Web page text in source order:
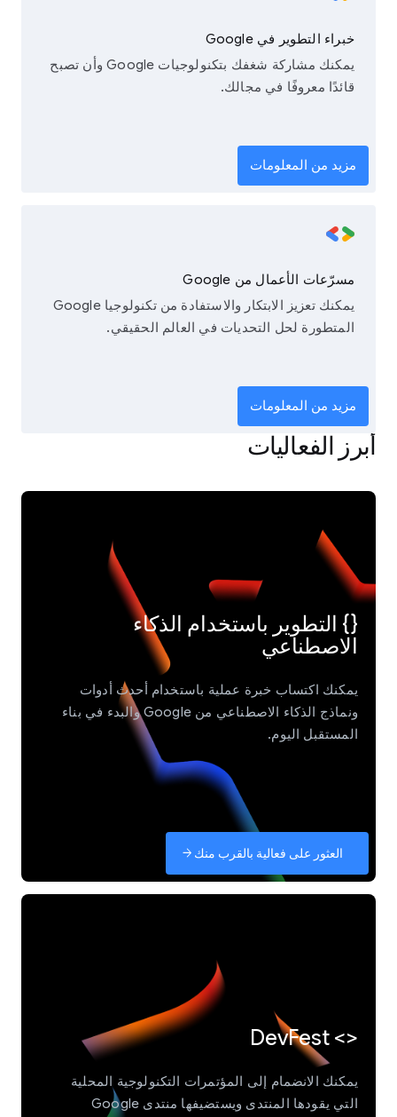
خبراء التطوير في Google
يمكنك مشاركة شغفك بتكنولوجيات Google وأن تصبح
قائدًا معروفًا في مجالك.
مزيد من المعلومات
مسرّعات الأعمال من Google
يمكنك تعزيز الابتكار والاستفادة من تكنولوجيا Google
المتطورة لحل التحديات في العالم الحقيقي.
مزيد من المعلومات
أبرز الفعاليات
{} التطوير باستخدام الذكاء
الاصطناعي
يمكنك اكتساب خبرة عملية باستخدام أحدث أدوات
ونماذج الذكاء الاصطناعي من Google والبدء في بناء
المستقبل اليوم.
العثور على فعالية بالقرب منك arrow_forward
‫<> DevFest
يمكنك الانضمام إلى المؤتمرات التكنولوجية المحلية
التي يقودها المنتدى ويستضيفها منتدى Google